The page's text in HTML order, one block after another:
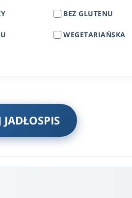
BEZ GLUTENU
WEGETARIAŃSKA